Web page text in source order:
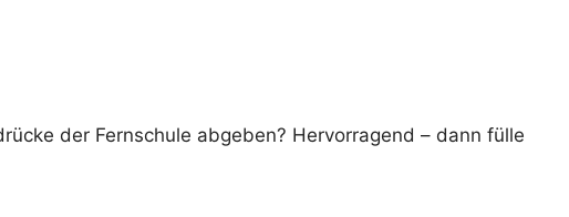
der Fernschule abgeben? Hervorragend – dann fülle